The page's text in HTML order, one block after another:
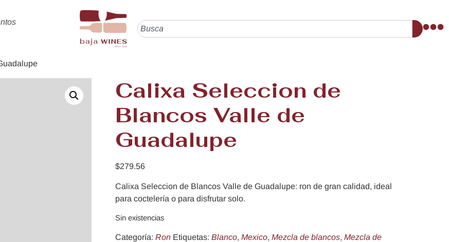
Calixa Seleccion de
Blancos Valle de
Guadalupe
$279.56
Calixa Seleccion de Blancos Valle de Guadalupe: ron de gran calidad, ideal
para coctelería o para disfrutar solo.
Sin existencias
Categoría: Ron Etiquetas: Blanco, Mexico, Mezcla de blancos, Mezcla de